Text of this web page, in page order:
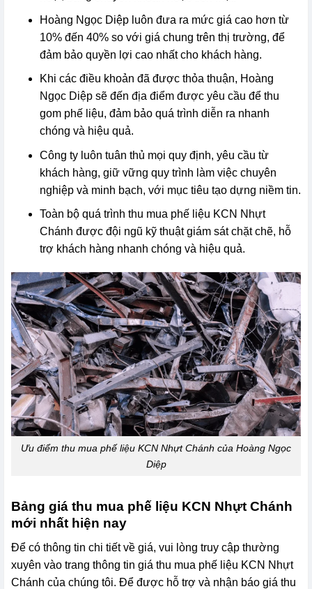
Hoàng Ngọc Diệp luôn đưa ra mức giá cao hơn từ
10% đến 40% so với giá chung trên thị trường, để
đảm bảo quyền lợi cao nhất cho khách hàng.
Khi các điều khoản đã được thỏa thuận, Hoàng
Ngọc Diệp sẽ đến địa điểm được yêu cầu để thu
gom phế liệu, đảm bảo quá trình diễn ra nhanh
chóng và hiệu quả.
Công ty luôn tuân thủ mọi quy định, yêu cầu từ
khách hàng, giữ vững quy trình làm việc chuyên
nghiệp và minh bạch, với mục tiêu tạo dựng niềm tin.
Toàn bộ quá trình thu mua phế liệu KCN Nhựt
Chánh được đội ngũ kỹ thuật giám sát chặt chẽ, hỗ
trợ khách hàng nhanh chóng và hiệu quả.
Ưu điểm thu mua phế liệu KCN Nhựt Chánh của Hoàng Ngọc
Diệp
Bảng giá thu mua phế liệu KCN Nhựt Chánh
mới nhất hiện nay
Để có thông tin chi tiết về giá, vui lòng truy cập thường
xuyên vào trang thông tin giá thu mua phế liệu KCN Nhựt
Chánh của chúng tôi. Để được hỗ trợ và nhận báo giá thu